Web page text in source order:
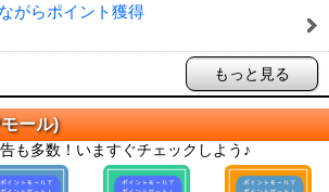
がらポイント獲得
もっと見る
ール)
も多数！いますぐチェックしよう♪